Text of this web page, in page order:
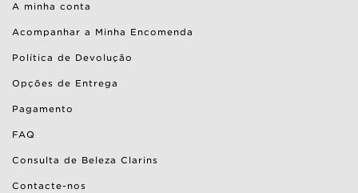
A minha conta
Acompanhar a Minha Encomenda
Política de Devolução
Opções de Entrega
Pagamento
FAQ
Consulta de Beleza Clarins
Contacte-nos